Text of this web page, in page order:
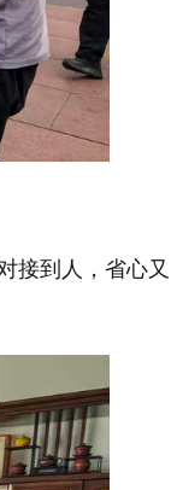
接到人，省心又